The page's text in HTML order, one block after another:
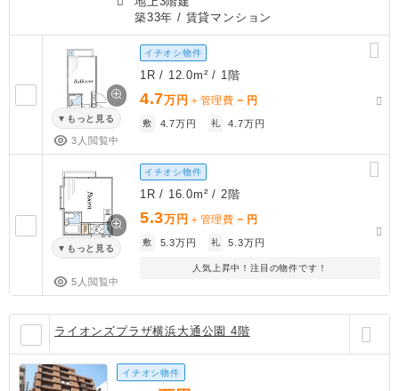
築33年 / 賃貸マンション
もっと見る
3人閲覧中
イチオシ物件
1R / 12.0m² / 1階
4.7万円 ＋管理費 － 円
敷 4.7万円 礼 4.7万円
もっと見る
5人閲覧中
イチオシ物件
1R / 16.0m² / 2階
5.3万円 ＋管理費 － 円
敷 5.3万円 礼 5.3万円
人気上昇中！注目の物件です！
ライオンズプラザ横浜大通公園 4階
イチオシ物件